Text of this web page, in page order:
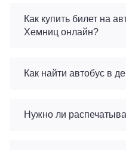
Как купить билет на
Хемниц онлайн?
Как найти автобус в
Нужно ли